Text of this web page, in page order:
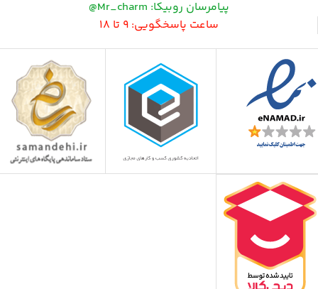
پیامرسان روبیکا: Mr_charm@
ساعت پاسخگویی: 9 تا 18